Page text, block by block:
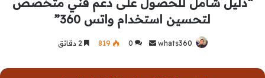
لتحسين استخدام واتس 360”
whats360
أرسل
إلكترونيا
0
819